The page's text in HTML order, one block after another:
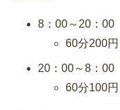
8：00～20：00
60分200
20：00～8：00
60分100